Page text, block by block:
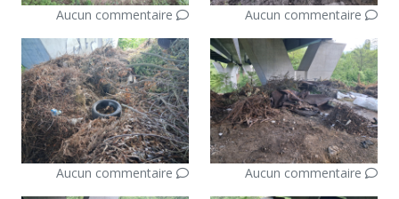
Aucun commentaire Aucun commentaire
Aucun commentaire Aucun commentaire